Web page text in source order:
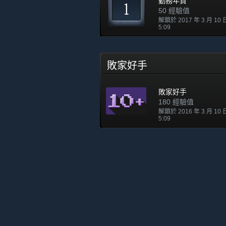
50 經驗值
解鎖於 2017 年 3 月 10
5:09
敗家好手
敗家好手
180 經驗值
解鎖於 2016 年 3 月 10
5:09